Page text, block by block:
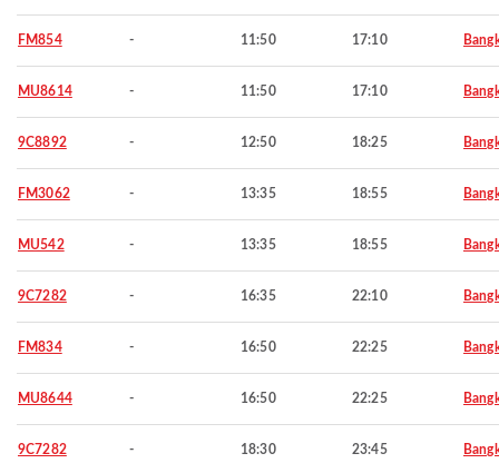
FM854 - 11:50 17:10
MU8614 - 11:50 17:10
9C8892 - 12:50 18:25
FM3062 - 13:35 18:55
MU542 - 13:35 18:55
9C7282 - 16:35 22:10
FM834 - 16:50 22:25
MU8644 - 16:50 22:25
9C7282 - 18:30 23:45